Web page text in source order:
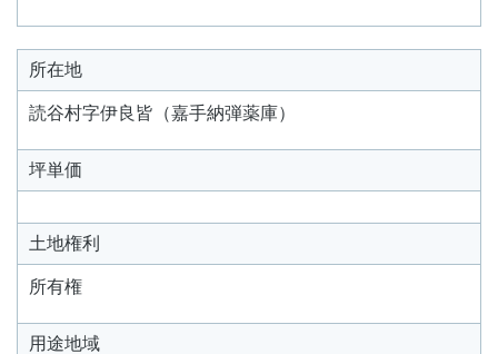
所在地
読谷村字伊良皆（嘉手納弾薬庫）
坪単価
土地権利
所有権
用途地域